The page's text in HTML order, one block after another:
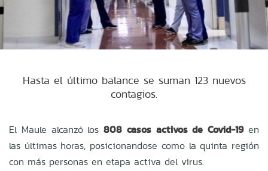
Hasta el último balance se suman 123 nuevos
contagios.
El Maule alcanzó los808 casos activos de Covid-19en
las últimas horas, posicionandose como la quinta región
con más personas en etapa activa del virus.